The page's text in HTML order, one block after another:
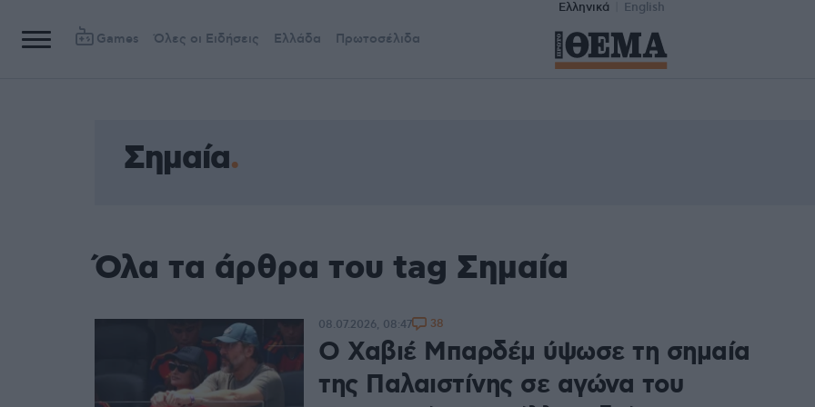
Ελληνικά English
Games Όλες οι Ειδήσεις Ελλάδα Πρωτοσέλιδα
Σημαία
Όλα τα άρθρα του tag Σημαία
Ο Χαβιέ Μπαρδέμ ύψωσε τη σημαία
της Παλαιστίνης σε αγώνα του
08.07.2026, 08:47 38